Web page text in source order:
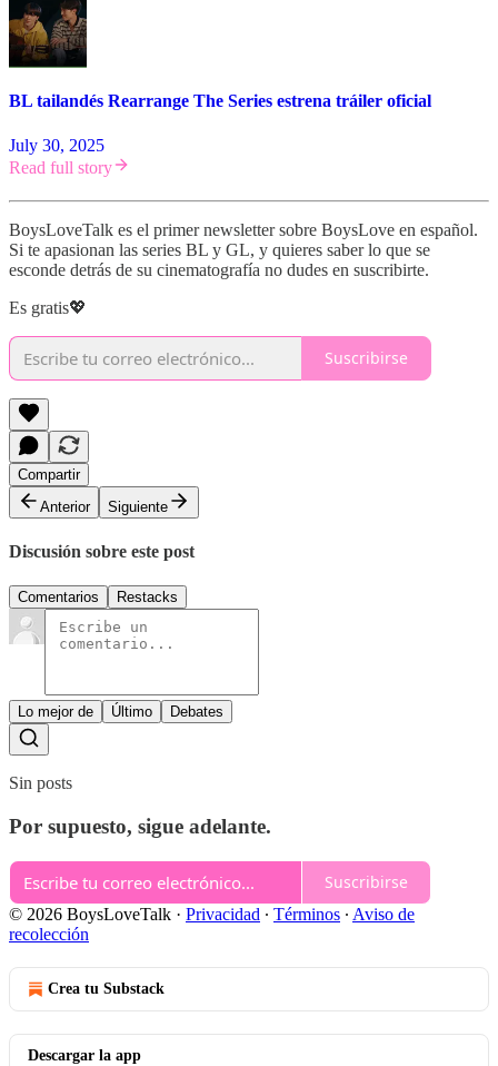
BL tailandés Rearrange The Series estrena tráiler oficial
July 30, 2025
Read full story
BoysLoveTalk es el primer newsletter sobre BoysLove en español.
Si te apasionan las series BL y GL, y quieres saber lo que se
esconde detrás de su cinematografía no dudes en suscribirte.
Es gratis💖
Suscribirse
Compartir
Anterior
Siguiente
Discusión sobre este post
Comentarios Restacks
Lo mejor de Último Debates
Sin posts
Por supuesto, sigue adelante.
Suscribirse
© 2026 BoysLoveTalk · Privacidad ∙ Términos ∙ Aviso de
recolección
Crea tu Substack
Descargar la app